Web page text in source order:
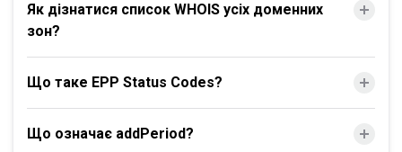
Як дізнатися список WHOIS усіх доменних
зон?
Що таке EPP Status Codes?
Що означає addPeriod?